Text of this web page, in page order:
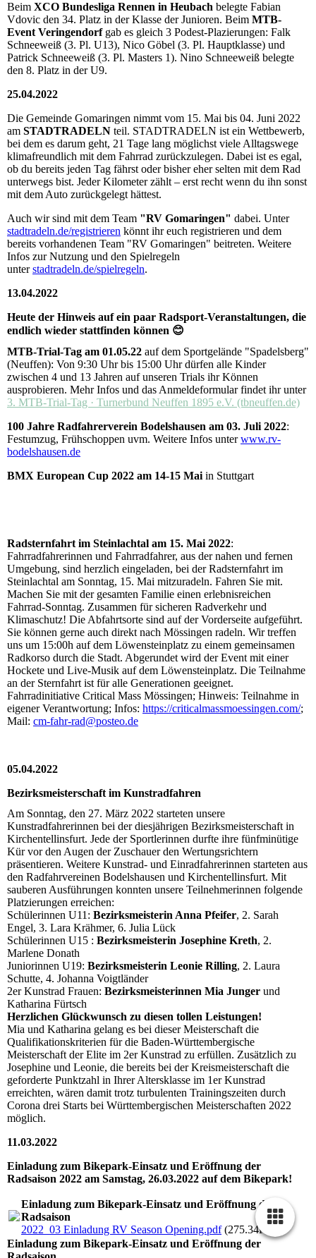
Beim XCO Bundesliga Rennen in Heubach belegte Fabian
Vdovic den 34. Platz in der Klasse der Junioren. Beim MTB-
Event Veringendorfgab es gleich 3 Podest-Plazierungen: Falk
Schneeweiß (3. Pl. U13), Nico Göbel (3. Pl. Hauptklasse) und
Patrick Schneeweiß (3. Pl. Masters 1). Nino Schneeweiß belegte
den 8. Platz in der U9.
25.04.2022
Die Gemeinde Gomaringen nimmt vom 15. Mai bis 04. Juni 2022
am STADTRADELN teil. STADTRADELN ist ein Wettbewerb,
bei dem es darum geht, 21 Tage lang möglichst viele Alltagswege
klimafreundlich mit dem Fahrrad zurückzulegen. Dabei ist es egal,
ob du bereits jeden Tag fährst oder bisher eher selten mit dem Rad
unterwegs bist. Jeder Kilometer zählt – erst recht wenn du ihn sonst
mit dem Auto zurückgelegt hättest.
Auch wir sind mit dem Team "RV Gomaringen" dabei. Unter
stadtradeln.de/registrieren könnt ihr euch registrieren und dem
bereits vorhandenen Team "RV Gomaringen" beitreten. Weitere
Infos zur Nutzung und den Spielregeln
unterstadtradeln.de/spielregeln.
13.04.2022
Heute der Hinweis auf ein paar Radsport-Veranstaltungen, die
endlich wieder stattfinden können 😊
MTB-Trial-Tag am 01.05.22 auf dem Sportgelände "Spadelsberg"
(Neuffen): Von 9:30 Uhr bis 15:00 Uhr dürfen alle Kinder
zwischen 4 und 13 Jahren auf unseren Trials ihr Können
ausprobieren. Mehr Infos und das Anmeldeformular findet ihr unter
3. MTB-Trial-Tag · Turnerbund Neuffen 1895 e.V. (tbneuffen.de)
100 Jahre Radfahrerverein Bodelshausen am 03. Juli 2022:
Festumzug, Frühschoppen uvm. Weitere Infos unterwww.rv-
bodelshausen.de
BMX European Cup 2022 am 14-15 Mai in Stuttgart
Radsternfahrt im Steinlachtal am 15. Mai 2022:
Fahrradfahrerinnen und Fahrradfahrer, aus der nahen und fernen
Umgebung, sind herzlich eingeladen, bei der Radsternfahrt im
Steinlachtal am Sonntag, 15. Mai mitzuradeln. Fahren Sie mit.
Machen Sie mit der gesamten Familie einen erlebnisreichen
Fahrrad-Sonntag. Zusammen für sicheren Radverkehr und
Klimaschutz! Die Abfahrtsorte sind auf der Vorderseite aufgeführt.
Sie können gerne auch direkt nach Mössingen radeln. Wir treffen
uns um 15:00h auf dem Löwensteinplatz zu einem gemeinsamen
Radkorso durch die Stadt. Abgerundet wird der Event mit einer
Hockete und Live-Musik auf dem Löwensteinplatz. Die Teilnahme
an der Sternfahrt ist für alle Generationen geeignet.
Fahrradinitiative Critical Mass Mössingen; Hinweis: Teilnahme in
eigener Verantwortung; Infos: https://criticalmassmoessingen.com/;
Mail: cm-fahr-rad@posteo.de
05.04.2022
Bezirksmeisterschaft im Kunstradfahren
Am Sonntag, den 27. März 2022 starteten unsere
Kunstradfahrerinnen bei der diesjährigen Bezirksmeisterschaft in
Kirchentellinsfurt. Jede der Sportlerinnen durfte ihre fünfminütige
Kür vor den Augen der Zuschauer den Wertungsrichtern
präsentieren. Weitere Kunstrad- und Einradfahrerinnen starteten aus
den Radfahrvereinen Bodelshausen und Kirchentellinsfurt. Mit
sauberen Ausführungen konnten unsere Teilnehmerinnen folgende
Platzierungen erreichen:
Schülerinnen U11: Bezirksmeisterin Anna Pfeifer, 2. Sarah
Engel, 3. Lara Krähmer, 6. Julia Lück
Schülerinnen U15 : Bezirksmeisterin Josephine Kreth, 2.
Marlene Donath
Juniorinnen U19: Bezirksmeisterin Leonie Rilling, 2. Laura
Schutte, 4. Johanna Voigtländer
2er Kunstrad Frauen: Bezirksmeisterinnen Mia Junger und
Katharina Fürtsch
Herzlichen Glückwunsch zu diesen tollen Leistungen!
Mia und Katharina gelang es bei dieser Meisterschaft die
Qualifikationskriterien für die Baden-Württembergische
Meisterschaft der Elite im 2er Kunstrad zu erfüllen. Zusätzlich zu
Josephine und Leonie, die bereits bei der Kreismeisterschaft die
geforderte Punktzahl in Ihrer Altersklasse im 1er Kunstrad
erreichten, wären damit trotz turbulenten Trainingszeiten durch
Corona drei Starts bei Württembergischen Meisterschaften 2022
möglich.
11.03.2022
Einladung zum Bikepark-Einsatz und Eröffnung der
Radsaison 2022 am Samstag, 26.03.2022 auf dem Bikepark!
Einladung zum Bikepark-Einsatz und Eröffnung der
Radsaison
2022_03 Einladung RV Season Opening.pdf(275.34KB)
Einladung zum Bikepark-Einsatz und Eröffnung der